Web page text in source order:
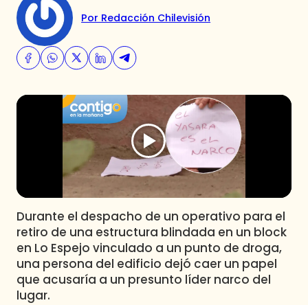
Por Redacción Chilevisión
Durante el despacho de un operativo para el
retiro de una estructura blindada en un block
en Lo Espejo vinculado a un punto de droga,
una persona del edificio dejó caer un papel
que acusaría a un presunto líder narco del
lugar.
Club De La Comedia
Contigo en Directo
Plan Perfecto
El Tiempo
Sabingo
Todos Los Programas